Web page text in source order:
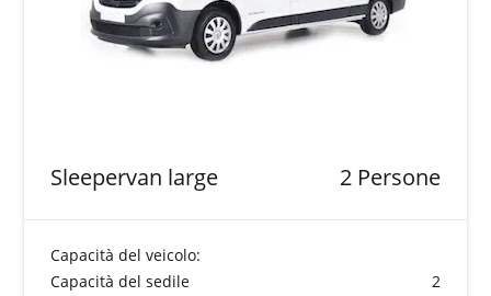
Sleepervan large 2 Persone
Capacità del veicolo:
Capacità del sedile
2